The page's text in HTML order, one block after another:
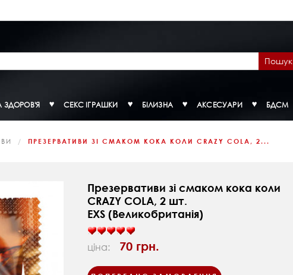
Пошук
ЗДОРОВ'Я СЕКС ІГРАШКИ БІЛИЗНА АКСЕСУАРИ БДСМ
ПРЕЗЕРВАТИВИ ЗІ СМАКОМ КОКА КОЛИ CRAZY COLA, 2...
Презервативи зі смаком кока коли
CRAZY COLA, 2 шт.
EXS (Великобританія)
ціна: 70 грн.